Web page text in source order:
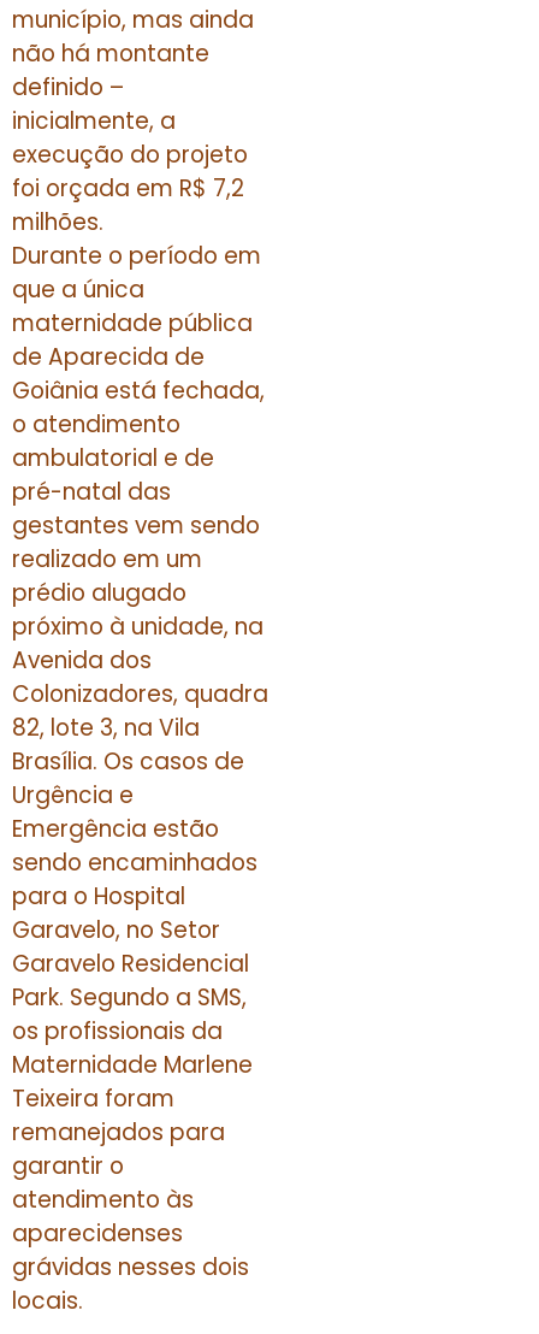
município, mas ainda
não há montante
definido –
inicialmente, a
execução do projeto
foi orçada em R$ 7,2
milhões.
Durante o período em
que a única
maternidade pública
de Aparecida de
Goiânia está fechada,
o atendimento
ambulatorial e de
pré-natal das
gestantes vem sendo
realizado em um
prédio alugado
próximo à unidade, na
Avenida dos
Colonizadores, quadra
82, lote 3, na Vila
Brasília. Os casos de
Urgência e
Emergência estão
sendo encaminhados
para o Hospital
Garavelo, no Setor
Garavelo Residencial
Park. Segundo a SMS,
os profissionais da
Maternidade Marlene
Teixeira foram
remanejados para
garantir o
atendimento às
aparecidenses
grávidas nesses dois
locais.